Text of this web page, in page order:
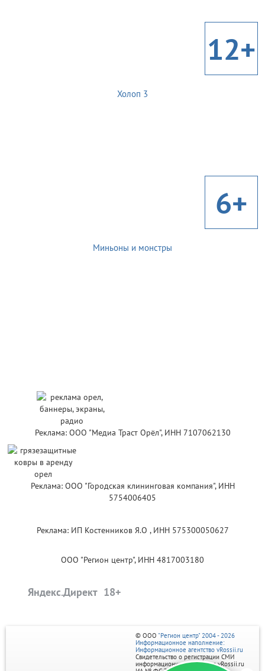
12+
Холоп 3
6+
Миньоны и монстры
Реклама: ООО "Медиа Траст Орёл", ИНН 7107062130
Реклама: ООО "Городская клининговая компания", ИНН
5754006405
Реклама: ИП Костенников Я.О , ИНН 575300050627
ООО "Регион центр", ИНН 4817003180
Яндекс.Директ
© ООО "Регион центр" 2004 - 2026
Информационное наполнение:
Информационное агентство vRossii.ru
Свидетельство о регистрации СМИ
информационного агентства vRossii.ru